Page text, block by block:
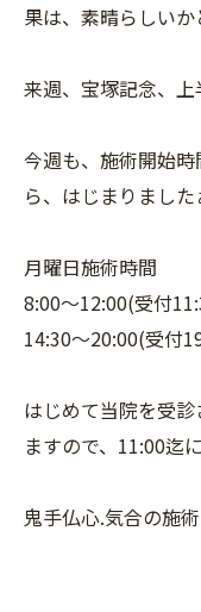
果は、素晴らしい
来週、宝塚記念、
今週も、施術開始
ら、はじまりまし
月曜日施術時間
8:00〜12:00(受付
14:30〜20:00(受付
はじめて当院を受
ますので、11:00迄
鬼手仏心.気合の施